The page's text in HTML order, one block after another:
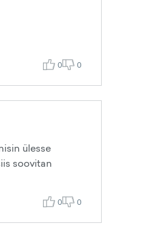
0 0
ülesse
soovitan
0 0